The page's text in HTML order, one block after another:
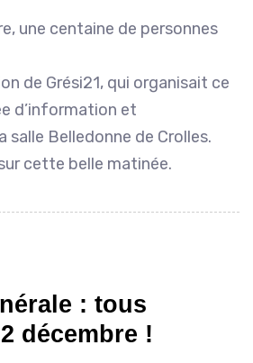
une centaine de personnes
de Grési21, qui organisait ce
d’information et
salle Belledonne de Crolles.
cette belle matinée.
: tous
décembre !